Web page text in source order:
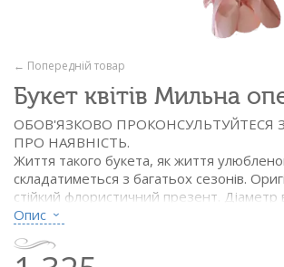
← Попередній товар
Букет квітів Мильна
ОБОВ'ЯЗКОВО ПРОКОНСУЛЬТУЙТЕСЯ
ПРО НАЯВНІСТЬ.
Життя такого букета, як життя
складатиметься з багатьох сезонів.
стійкий флористичний презент.
25 см.
Склад:
Опис